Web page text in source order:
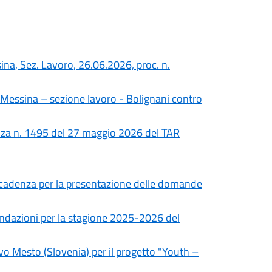
Sez. Lavoro, 26.06.2026, proc. n.
– sezione lavoro - Bolignani contro
n. 1495 del 27 maggio 2026 del TAR
per la presentazione delle domande
per la stagione 2025-2026 del
Mesto (Slovenia) per il progetto "Youth –